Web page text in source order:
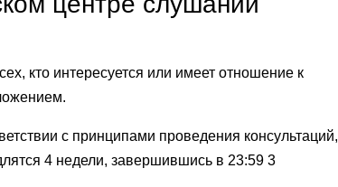
кто интересуется или имеет отношение к
с принципами проведения консультаций,
4 недели, завершившись в 23:59 3